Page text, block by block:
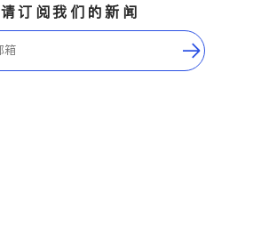
请订阅我们的新闻